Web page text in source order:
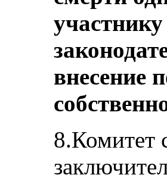
внесение
8.Комитет